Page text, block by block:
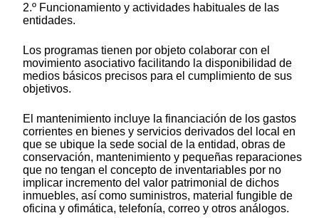
2.º Funcionamiento y actividades habituales de las
entidades.
Los programas tienen por objeto colaborar con el
movimiento asociativo facilitando la disponibilidad de
medios básicos precisos para el cumplimiento de sus
objetivos.
El mantenimiento incluye la financiación de los gastos
corrientes en bienes y servicios derivados del local en
que se ubique la sede social de la entidad, obras de
conservación, mantenimiento y pequeñas reparaciones
que no tengan el concepto de inventariables por no
implicar incremento del valor patrimonial de dichos
inmuebles, así como suministros, material fungible de
oficina y ofimática, telefonía, correo y otros análogos.